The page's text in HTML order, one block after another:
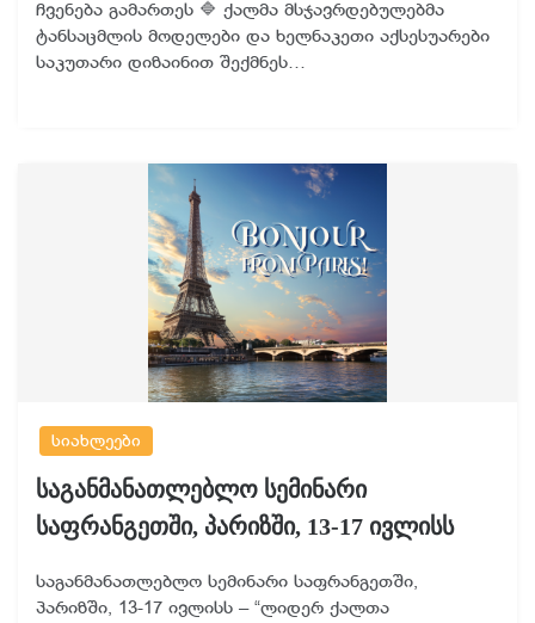
ჩვენება გამართეს 🔷 ქალმა მსჯავრდებულებმა
ტანსაცმლის მოდელები და ხელნაკეთი აქსესუარები
საკუთარი დიზაინით შექმნეს…
სიახლეები
საგანმანათლებლო სემინარი
საფრანგეთში, პარიზში, 13-17 ივლისს
საგანმანათლებლო სემინარი საფრანგეთში,
პარიზში, 13-17 ივლისს – “ლიდერ ქალთა